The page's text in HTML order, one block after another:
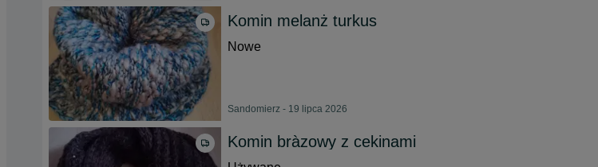
Komin melanż turkus
Nowe
Sandomierz - 19 lipca 2026
Komin bràzowy z cekinami